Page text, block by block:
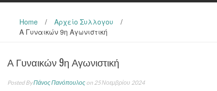
Home / Αρχείο Συλλογου
/
Α Γυναικών 9η Αγωνιστική
Α Γυναικών 9η Αγωνιστική
Posted ByΠάνος Πανόπουλος on 25 Νοεμβρίου 2024